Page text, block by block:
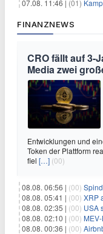
07.08. 11:46 | (01)
FINANZNEWS
CRO fällt auf 3-
Media zwei
Entwicklungen und
Token der Plattform
fiel […] (00)
08.08. 06:56 | (00) Spindex
08.08. 05:41 | (00) XRP
08.08. 02:35 | (00) USA
08.08. 02:10 | (00)
08.08. 00:36 | (00) Airbnb